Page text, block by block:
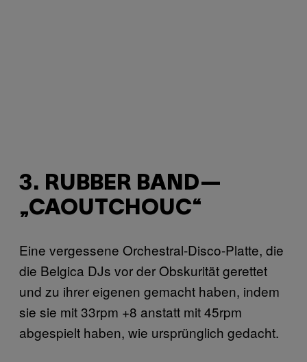
3. RUBBER BAND—
„CAOUTCHOUC“
Eine vergessene Orchestral-Disco-Platte, die
die Belgica DJs vor der Obskurität gerettet
und zu ihrer eigenen gemacht haben, indem
sie sie mit 33rpm +8 anstatt mit 45rpm
abgespielt haben, wie ursprünglich gedacht.